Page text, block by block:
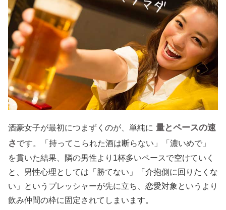
酒豪女子が最初につまずくのが、単純に 量とペースの速
さ です。「持ってこられた酒は断らない」「濃いめで」
を貫いた結果、隣の男性より1杯多いペースで空けていく
と、男性心理としては「勝てない」「介抱側に回りたくな
い」というプレッシャーが先に立ち、恋愛対象というより
飲み仲間の枠に固定されてしまいます。